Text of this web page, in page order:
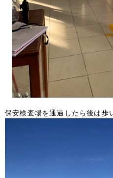
保安検査場を通過したら後は歩